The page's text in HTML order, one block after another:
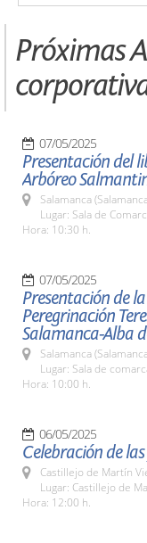
Próximas
07/05/2025
Presentación del
Arbóreo
Salamanca
Lugar: Sala de
Hora: 10:30 h.
07/05/2025
Presentación de
Peregrinación
Salamanca-Alba
Salamanca
Lugar: Sala de
Hora: 10:00 h.
06/05/2025
Celebración de
Castillejo de Martín
Lugar: Castillejo de
Hora: 12:00 h.